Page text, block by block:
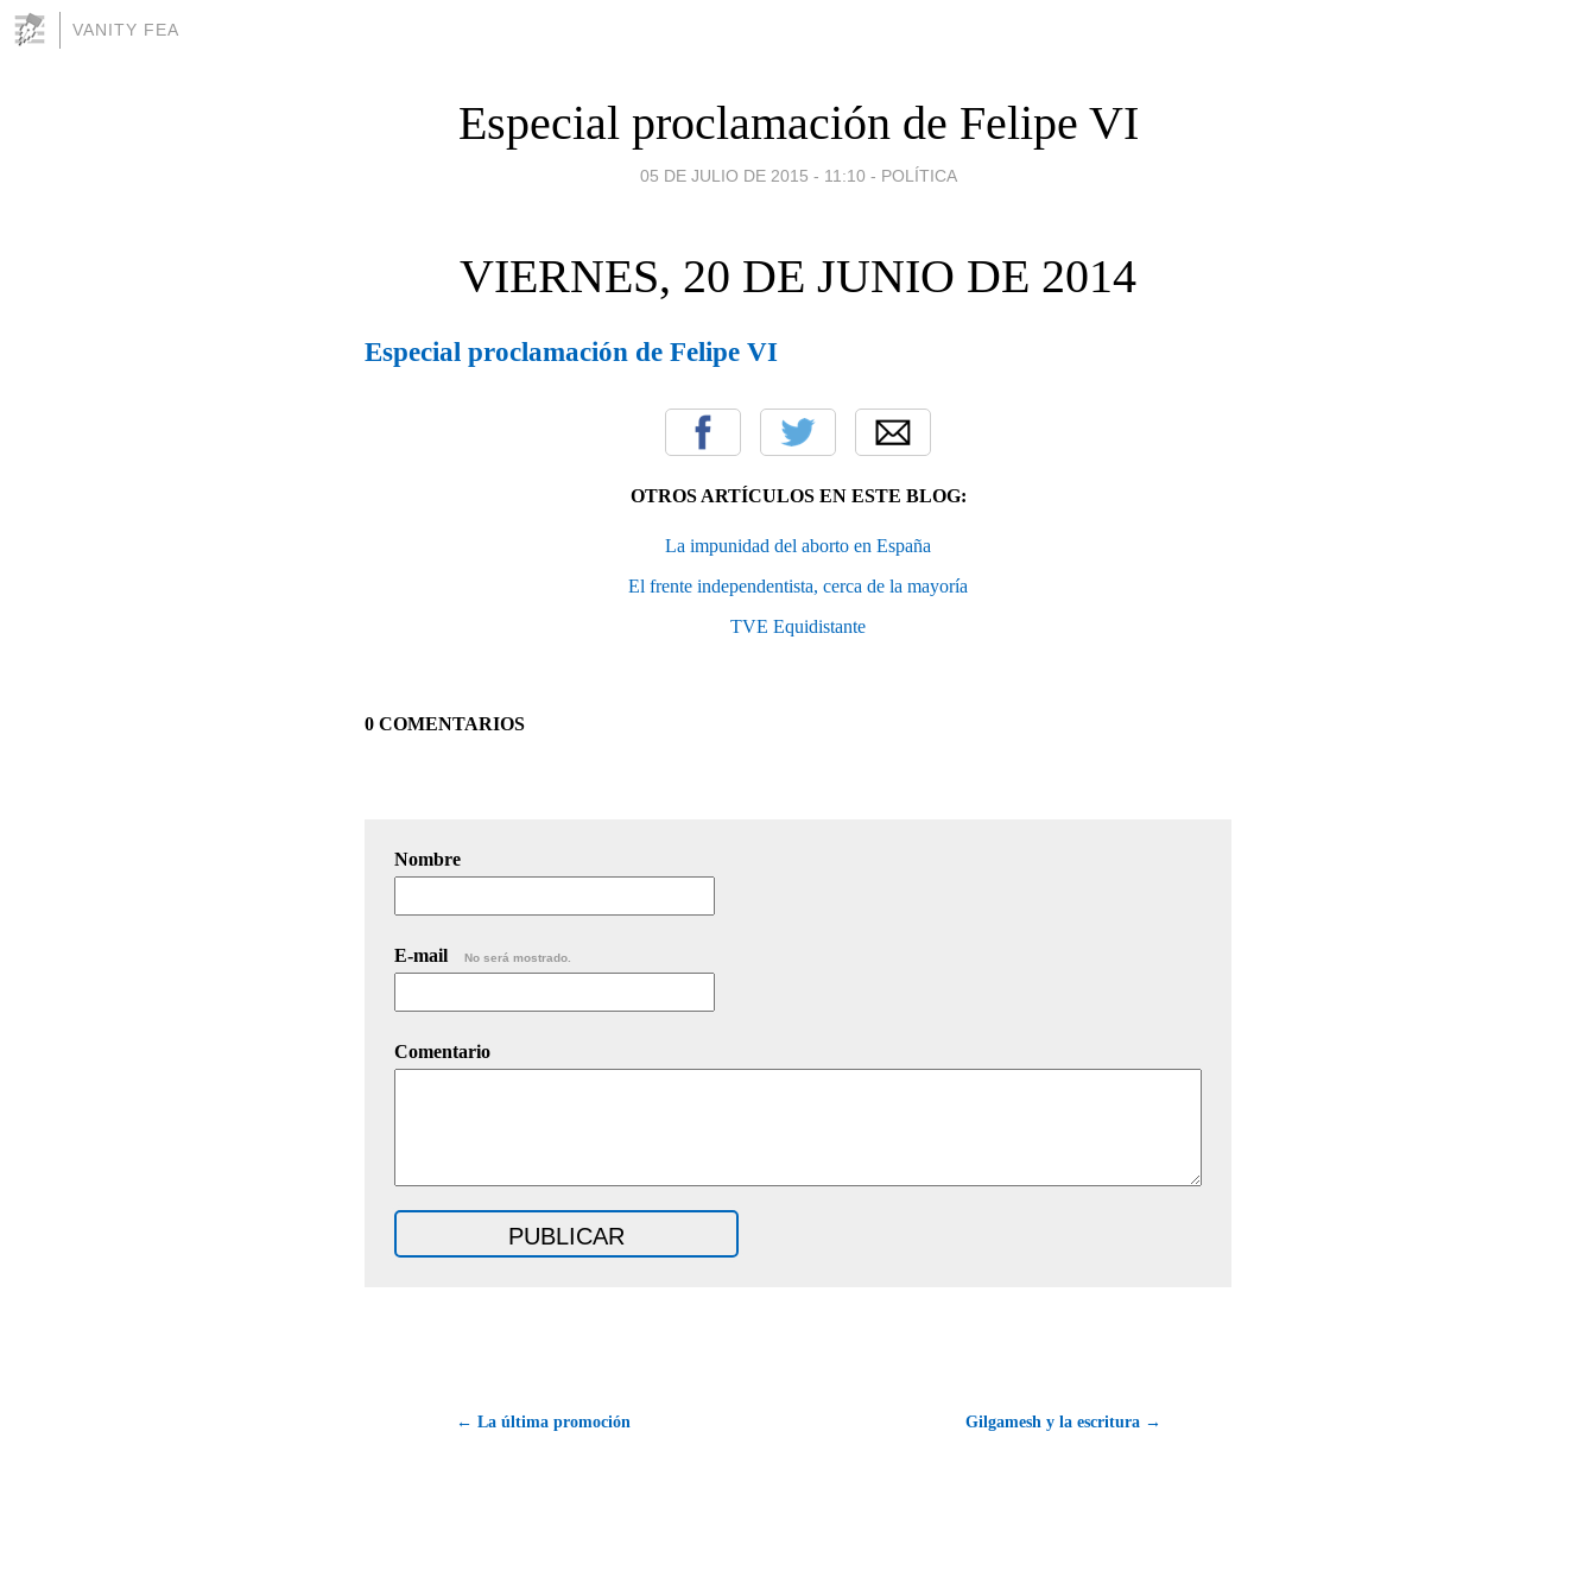
VANITY FEA
Especial proclamación de Felipe VI
05 DE JULIO DE 2015 - 11:10 - POLÍTICA
VIERNES, 20 DE JUNIO DE 2014
Especial proclamación de Felipe VI
OTROS ARTÍCULOS EN ESTE BLOG:
La impunidad del aborto en España
El frente independentista, cerca de la mayoría
TVE Equidistante
0 COMENTARIOS
Nombre
E-mail No será mostrado.
Comentario
← La última promoción Gilgamesh y la escritura →